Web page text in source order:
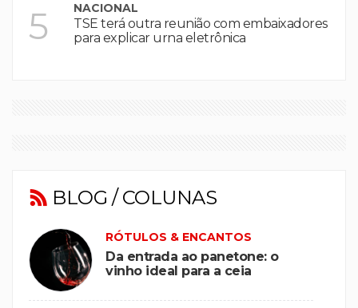
5 NACIONAL
TSE terá outra reunião com embaixadores
para explicar urna eletrônica
BLOG / COLUNAS
RÓTULOS & ENCANTOS
Da entrada ao panetone: o
vinho ideal para a ceia